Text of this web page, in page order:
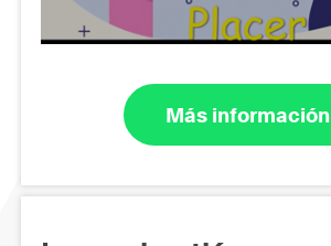
Más información